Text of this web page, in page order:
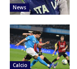
News
Calcio